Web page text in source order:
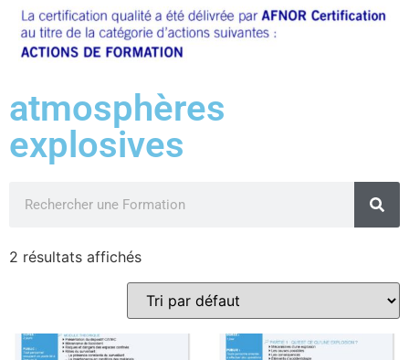
atmosphères
explosives
2 résultats affichés